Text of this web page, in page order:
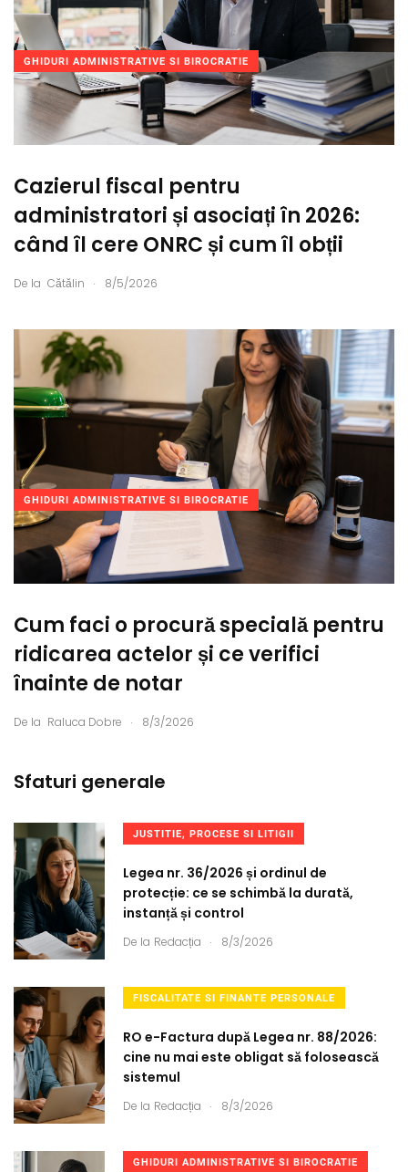
GHIDURI ADMINISTRATIVE SI BIROCRATIE
Cazierul fiscal pentru
administratori și asociați în 2026:
când îl cere ONRC și cum îl obții
De la Cătălin . 8/5/2026
GHIDURI ADMINISTRATIVE SI BIROCRATIE
Cum faci o procură specială pentru
ridicarea actelor și ce verifici
înainte de notar
De la Raluca Dobre . 8/3/2026
Sfaturi generale
JUSTITIE, PROCESE SI LITIGII
Legea nr. 36/2026 și ordinul de
protecție: ce se schimbă la durată,
instanță și control
De la Redacția . 8/3/2026
FISCALITATE SI FINANTE PERSONALE
RO e-Factura după Legea nr. 88/2026:
cine nu mai este obligat să folosească
sistemul
De la Redacția . 8/3/2026
GHIDURI ADMINISTRATIVE SI BIROCRATIE